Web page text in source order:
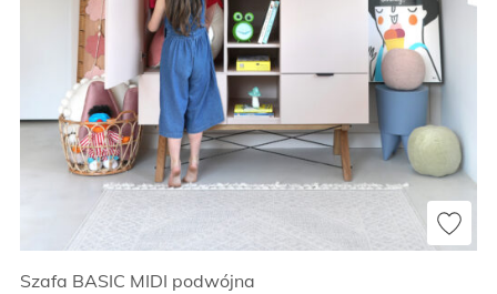
Szafa BASIC MIDI podwójna